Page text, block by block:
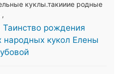
куклы.такииие родные
,
Таинство рождения
народных кукол Елены